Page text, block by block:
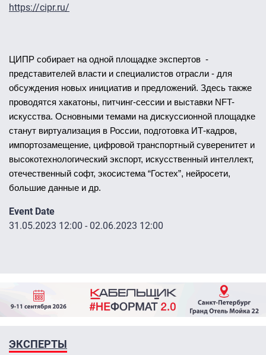
https://cipr.ru/
ЦИПР собирает на одной площадке экспертов  -
представителей власти и специалистов отрасли - для
обсуждения новых инициатив и предложений. Здесь также
проводятся хакатоны, питчинг-сессии и выставки NFT-
искусства. Основными темами на дискуссионной площадке
станут виртуализация в России, подготовка ИТ-кадров,
импортозамещение, цифровой транспортный суверенитет и
высокотехнологический экспорт, искусственный интеллект,
отечественный софт, экосистема “Гостех”, нейросети,
большие данные и др.
Event Date
31.05.2023 12:00 - 02.06.2023 12:00
ЭКСПЕРТЫ